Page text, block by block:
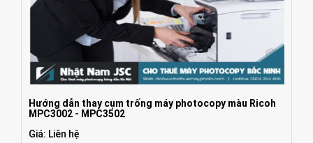
Hướng dẫn thay cụm trống máy photocopy màu Ricoh
MPC3002 - MPC3502
Giá: Liên hệ